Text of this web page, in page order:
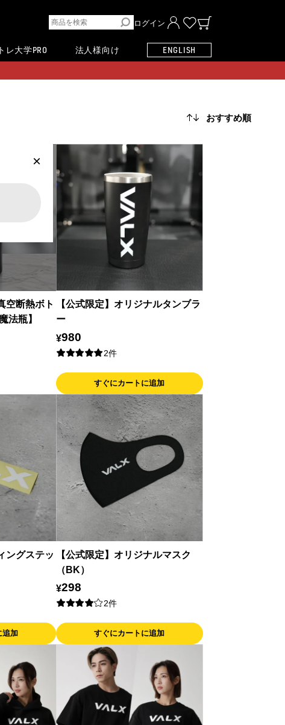
ログイン
レ大学PRO 法人様向け ENGLISH
空断熱ボト
法瓶】
【公式限定】オリジナルタンブラ
ー
¥980
2件
すぐにカートに追加
ングステッ
追加
【公式限定】オリジナルマスク
（BK）
¥298
2件
すぐにカートに追加
×